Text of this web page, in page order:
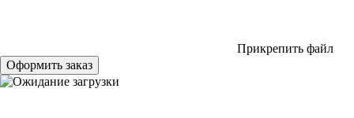
Прикрепить файл
Оформить заказ